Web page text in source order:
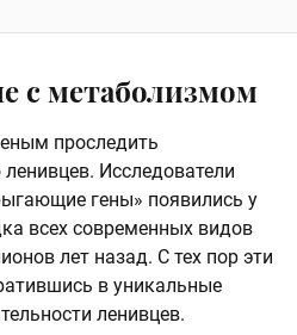
с метаболизмом
проследить
Исследователи
гены» появились у
всех современных видов
лет назад. С тех пор эти
в уникальные
ленивцев.